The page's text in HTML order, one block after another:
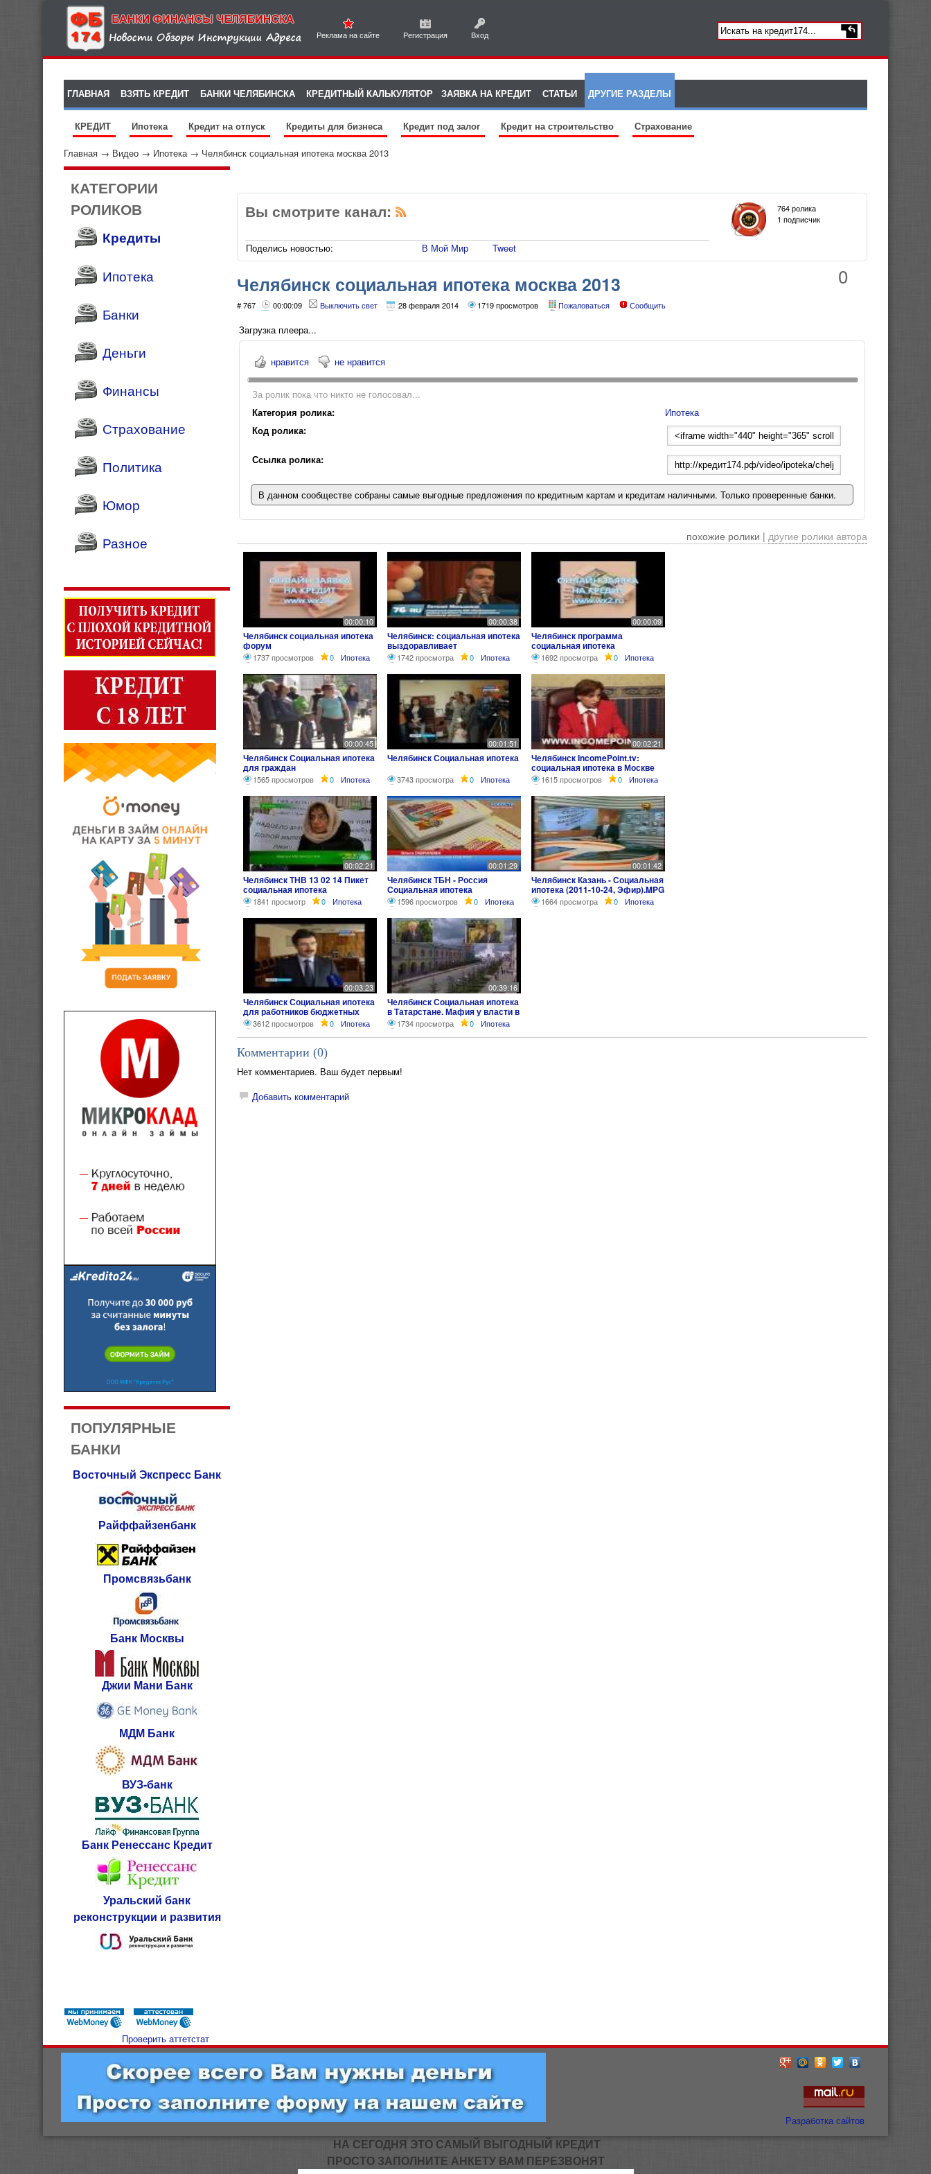
Реклама на сайте Регистрация Вход
ГЛАВНАЯ ВЗЯТЬ КРЕДИТ БАНКИ ЧЕЛЯБИНСКА КРЕДИТНЫЙ КАЛЬКУЛЯТОР ЗАЯВКА НА КРЕДИТ СТАТЬИ ДРУГИЕ РАЗДЕЛЫ
КРЕДИТ Ипотека Кредит на отпуск Кредиты для бизнеса Кредит под залог Кредит на строительство Страхование
Главная → Видео → Ипотека→ Челябинск социальная ипотека москва 2013
КАТЕГОРИИ
РОЛИКОВ
Кредиты
Ипотека
Банки
Деньги
Финансы
Страхование
Политика
Юмор
Разное
ПОПУЛЯРНЫЕ
БАНКИ
Восточный Экспресс Банк
Райффайзенбанк
Промсвязьбанк
Банк Москвы
Джии Мани Банк
МДМ Банк
ВУЗ-банк
Банк Ренессанс Кредит
Уральский банк
реконструкции и развития
Проверить аттетстат
Вы смотрите канал:
Поделись новостью: В Мой Мир Tweet
764 ролика
1 подписчик
0
Челябинск социальная ипотека москва 2013
# 767 00:00:09 Выключить свет 28 февраля 2014 1719 просмотров Пожаловаться Сообщить
Загрузка плеера...
нравится не нравится
За ролик пока что никто не голосовал...
Категория ролика:
Ипотека
Код ролика:
Ссылка ролика:
В данном сообществе собраны самые выгодные предложения по кредитным картам и кредитам наличными. Только проверенные банки.
похожие ролики | другие ролики автора
00:00:10
Челябинск социальная ипотека
форум
1737 просмотров 0 Ипотека
00:00:38
Челябинск: социальная ипотека
выздоравливает
1742 просмотра 0 Ипотека
00:00:09
Челябинск программа
социальная ипотека
1692 просмотра 0 Ипотека
00:00:45
Челябинск Социальная ипотека
для граждан
1565 просмотров 0 Ипотека
00:01:51
Челябинск Социальная ипотека
3743 просмотра 0 Ипотека
00:02:21
Челябинск IncomePoint.tv:
социальная ипотека в Москве
1615 просмотров 0 Ипотека
00:02:21
Челябинск ТНВ 13 02 14 Пикет
социальная ипотека
1841 просмотр 0 Ипотека
00:01:29
Челябинск ТБН - Россия
Социальная ипотека
1596 просмотров 0 Ипотека
00:01:42
Челябинск Казань - Социальная
ипотека (2011-10-24, Эфир).MPG
1664 просмотра 0 Ипотека
00:03:23
Челябинск Социальная ипотека
для работников бюджетных
сфер3612 просмотров 0 Ипотека
00:39:16
Челябинск Социальная ипотека
в Татарстане. Мафия у власти в
Башкирии.
1734 просмотра 0 Ипотека
Комментарии (0)
Нет комментариев. Ваш будет первым!
Добавить комментарий
Разработка сайтов
НА СЕГОДНЯ ЭТО САМЫЙ ВЫГОДНЫЙ КРЕДИТ
ПРОСТО ЗАПОЛНИТЕ АНКЕТУ ВАМ ПЕРЕЗВОНЯТ